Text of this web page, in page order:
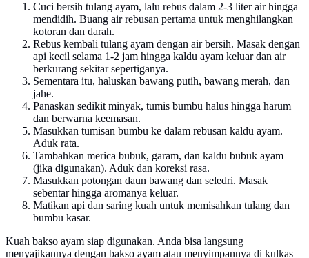
Cuci bersih tulang ayam, lalu rebus dalam 2-3 liter air hingga
mendidih. Buang air rebusan pertama untuk menghilangkan
kotoran dan darah.
Rebus kembali tulang ayam dengan air bersih. Masak dengan
api kecil selama 1-2 jam hingga kaldu ayam keluar dan air
berkurang sekitar sepertiganya.
Sementara itu, haluskan bawang putih, bawang merah, dan
jahe.
Panaskan sedikit minyak, tumis bumbu halus hingga harum
dan berwarna keemasan.
Masukkan tumisan bumbu ke dalam rebusan kaldu ayam.
Aduk rata.
Tambahkan merica bubuk, garam, dan kaldu bubuk ayam
(jika digunakan). Aduk dan koreksi rasa.
Masukkan potongan daun bawang dan seledri. Masak
sebentar hingga aromanya keluar.
Matikan api dan saring kuah untuk memisahkan tulang dan
bumbu kasar.
Kuah bakso ayam siap digunakan. Anda bisa langsung
menyajikannya dengan bakso ayam atau menyimpannya di kulkas